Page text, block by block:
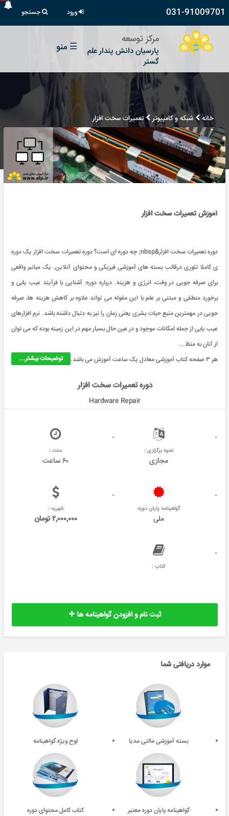
031-91009701 ورود جستجو
مرکز توسعه
پارسیان دانش پندار علم
گستر
☰ منو
خانه شبکه و کامپیوتر تعمیرات سخت افزار
آموزش تعمیرات سخت افزار
دوره تعمیرات سخت افزار&nbsp; چه دوره ای است؟ دوره تعمیرات سخت افزار یک دوره
ی کاملا تئوری درقالب بسته های آموزشی فیزیکی و محتوای آنلاین. یک میانبر واقعی
برای صرفه جویی در وقت، انرژی و هزینه. درباره دوره: آشنایی با فرآیند عیب یابی و
برخورد منطقی و مبتنی بر علم با این مقوله می تواند علاوه بر کاهش هزينه ها، صرفه
جويی در مهمترين منبع حیات بشری یعنی زمان را نیز به دنبال داشته باشد. نرم افزارهای
عیب یابی از جمله امکانات موجود و در عین حال بسیار مهم در این زمینه بوده که می توان
از آنان به منظ...
توضیحات بیشتر...
هر ۳ صفحه کتاب آموزشی معادل یک ساعت آموزش می باشد.
دوره تعمیرات سخت افزار
Hardware Repair
نحوه برگزاری :
مجازی
مدت :
۶۰ ساعت
گواهینامه پایان دوره:
ملی
شهریه :
۲,۰۰۰,۰۰۰ تومان
کتاب :
ثبت نام و افزودن گواهینامه ها
موارد دریافتی شما
بسته آموزشی مالتی مدیا لوح ویژه گواهینامه
گواهینامه پایان دوره معتبر کتاب کامل محتوای دوره